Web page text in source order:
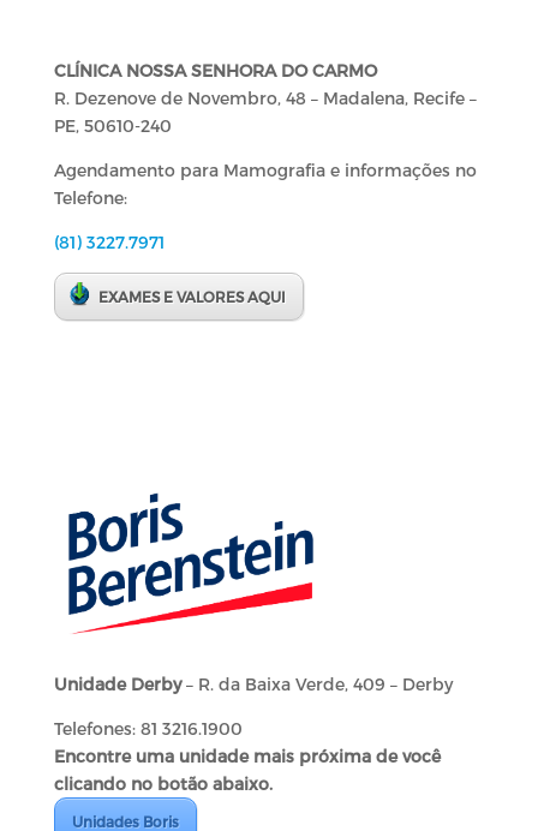
CLÍNICA NOSSA SENHORA DO CARMO
R. Dezenove de Novembro, 48 – Madalena, Recife –
PE, 50610-240
Agendamento para Mamografia e informações no
Telefone:
(81) 3227.7971
EXAMES E VALORES AQUI
Unidade Derby– R. da Baixa Verde, 409 – Derby
Telefones: 81 3216.1900
Encontre uma unidade mais próxima de você
clicando no botão abaixo.
Unidades Boris